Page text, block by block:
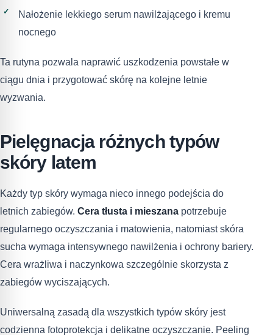
Nałożenie lekkiego serum nawilżającego i kremu
nocnego
Ta rutyna pozwala naprawić uszkodzenia powstałe w
ciągu dnia i przygotować skórę na kolejne letnie
wyzwania.
Pielęgnacja różnych typów
skóry latem
Każdy typ skóry wymaga nieco innego podejścia do
letnich zabiegów. Cera tłusta i mieszana potrzebuje
regularnego oczyszczania i matowienia, natomiast skóra
sucha wymaga intensywnego nawilżenia i ochrony bariery.
Cera wrażliwa i naczynkowa szczególnie skorzysta z
zabiegów wyciszających.
Uniwersalną zasadą dla wszystkich typów skóry jest
codzienna fotoprotekcja i delikatne oczyszczanie. Peeling